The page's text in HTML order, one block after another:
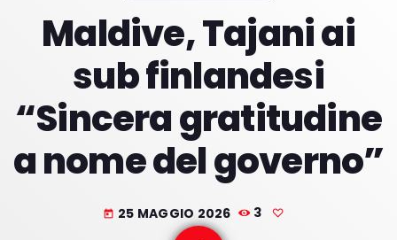
play_arrow
HOME
Maldive, Tajani ai
sub finlandesi
“Sincera gratitudine
a nome del governo”
today 25 MAGGIO 2026 3